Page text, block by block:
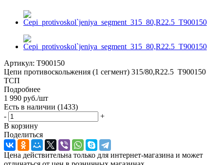
Артикул: T900150
Цепи противоскольжения (1 сегмент) 315/80,R22.5 T900150
ТСП
Подробнее
1 990 руб./шт
Есть в наличии (1433)
-
+
В корзину
Поделиться
Цена действительна только для интернет-магазина и может